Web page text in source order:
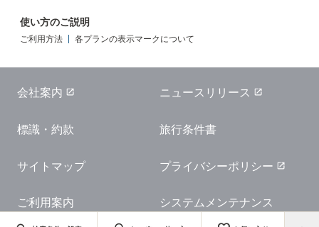
使い方のご説明
ご利用方法 各プランの表示マークについて
会社案内 ニュースリリース
標識・約款 旅行条件書
サイトマップ プライバシーポリシー
ご利用案内 システムメンテナンス